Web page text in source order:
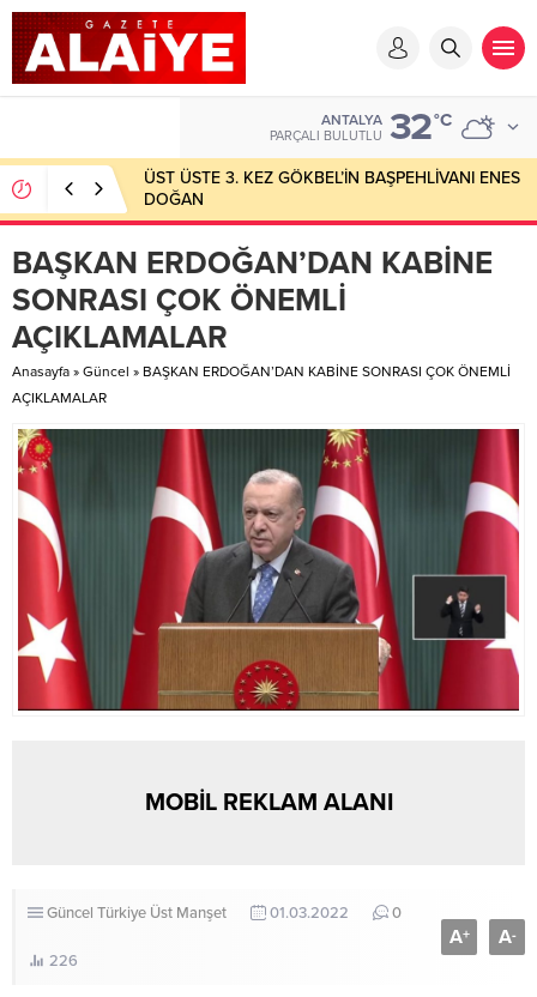
ANTALYA
PARÇALI BULUTLU 32°C
ÜST ÜSTE 3. KEZ GÖKBEL’İN BAŞPEHLİVANI ENES
DOĞAN
BAŞKAN ERDOĞAN’DAN KABİNE
SONRASI ÇOK ÖNEMLİ
AÇIKLAMALAR
Anasayfa » Güncel » BAŞKAN ERDOĞAN’DAN KABİNE SONRASI ÇOK ÖNEMLİ
AÇIKLAMALAR
MOBİL REKLAM ALANI
Güncel Türkiye Üst Manşet 01.03.2022 0
226
A+ A-